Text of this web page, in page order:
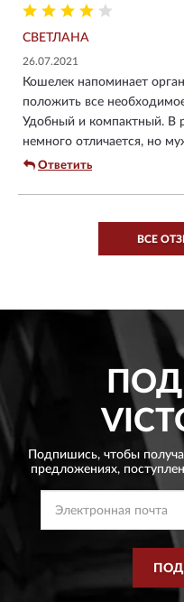
СВЕТЛАНА
26.07.2021
Кошелек напоминает
положить все
Удобный и компактный. В
немного отличается, но
Ответить
ВСЕ
Подпишись, чтобы
предложениях,